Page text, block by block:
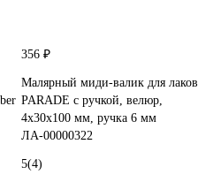
356 ₽
Малярный миди-валик для лаков
PARADE с ручкой, велюр,
4х30х100 мм, ручка 6 мм
ЛА-00000322
5(4)